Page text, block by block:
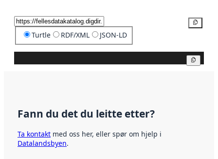
Turtle RDF/XML JSON-LD
Fann du det du leitte etter?
Ta kontakt med oss her, eller spør om hjelp i
Datalandsbyen.